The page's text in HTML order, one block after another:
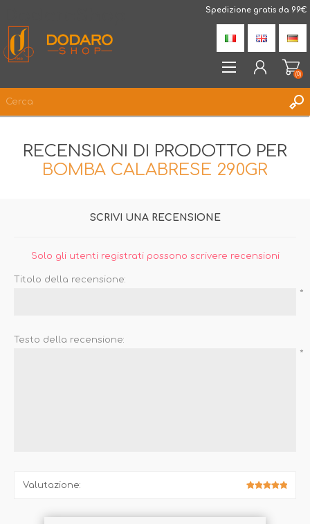
Spedizione gratis da 99€
ACCESSO
LISTA DEI DESIDERI
(0)
RECENSIONI DI PRODOTTO PER
BOMBA CALABRESE 290GR
SCRIVI UNA RECENSIONE
Solo gli utenti registrati possono scrivere recensioni
Titolo della recensione:
*
Testo della recensione:
*
Valutazione: